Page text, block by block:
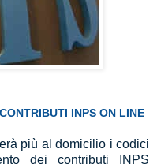
INPS ON LINE
più al domicilio i codici
dei contributi INPS